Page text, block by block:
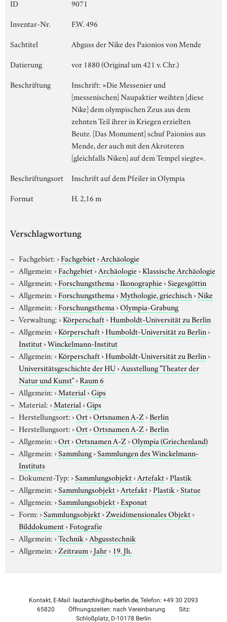
ID
9071
Inventar-Nr.
F.W. 496
Sachtitel
Abguss der Nike des Paionios von Mende
Datierung
vor 1880 (Original um 421 v. Chr.)
Beschriftung
Inschrift: »Die Messenier und
[messenischen] Naupaktier weihten [diese
Nike] dem olympischen Zeus aus dem
zehnten Teil ihrer in Kriegen erzielten
Beute. [Das Monument] schuf Paionios aus
Mende, der auch mit den Akroteren
[gleichfalls Niken] auf dem Tempel siegte«.
Beschriftungsort
Inschrift auf dem Pfeiler in Olympia
Format
H. 2,16 m
Verschlagwortung
Fachgebiet:›Fachgebiet›Archäologie
Allgemein:›Fachgebiet›Archäologie›Klassische Archäologie
Allgemein:›Forschungsthema›Ikonographie›Siegesgöttin
Allgemein:›Forschungsthema›Mythologie, griechisch›Nike
Allgemein:›Forschungsthema›Olympia-Grabung
Verwaltung:›Körperschaft›Humboldt-Universität zu Berlin
Allgemein:›Körperschaft›Humboldt-Universität zu Berlin›
Institut›Winckelmann-Institut
Allgemein:›Körperschaft›Humboldt-Universität zu Berlin›
Universitätsgeschichte der HU›Ausstellung "Theater der
Natur und Kunst"›Raum 6
Allgemein:›Material›Gips
Material:›Material›Gips
Herstellungsort:›Ort›Ortsnamen A-Z›Berlin
Herstellungsort:›Ort›Ortsnamen A-Z›Berlin
Allgemein:›Ort›Ortsnamen A-Z›Olympia (Griechenland)
Allgemein:›Sammlung›Sammlungen des Winckelmann-
Instituts
Dokument-Typ:›Sammlungsobjekt›Artefakt›Plastik
Allgemein:›Sammlungsobjekt›Artefakt›Plastik›Statue
Allgemein:›Sammlungsobjekt›Exponat
Form:›Sammlungsobjekt›Zweidimensionales Objekt›
Bilddokument›Fotografie
Allgemein:›Technik›Abgusstechnik
Allgemein:›Zeitraum›Jahr› 19. Jh.
Kontakt, E-Mail: lautarchiv@hu-berlin.de, Telefon: +49 30 2093
65820
Öffnungszeiten: nach Vereinbarung
Sitz:
Schloßplatz, D-10178 Berlin